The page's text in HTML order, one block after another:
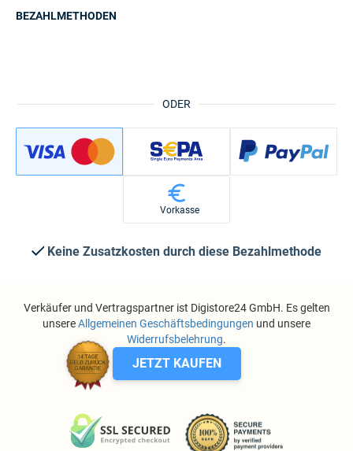
ODER
BEZAHLMETHODEN
Vorkasse
Keine Zusatzkosten durch diese Bezahlmethode
Verkäufer und Vertragspartner ist Digistore24 GmbH. Es gelten
unsereAllgemeinen Geschäftsbedingungen und unsere
Widerrufsbelehrung.
JETZT KAUFEN